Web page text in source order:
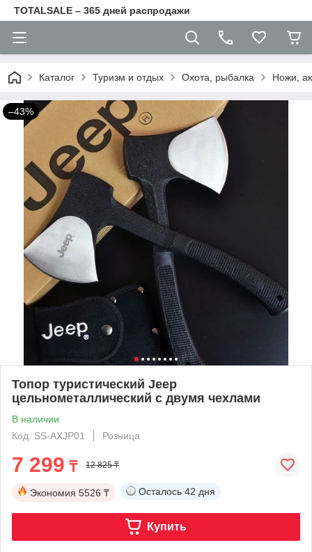
TOTALSALE – 365 дней распродажи
Каталог Туризм и отдых Охота, рыбалка Ножи,
–43%
Топор туристический Jeep
цельнометаллический с двумя чехлами
В наличии
Код: SS-AXJP01
Розница
7 299 ₸ 12 825 ₸
Экономия 5526 ₸ Осталось 42 дня
Купить